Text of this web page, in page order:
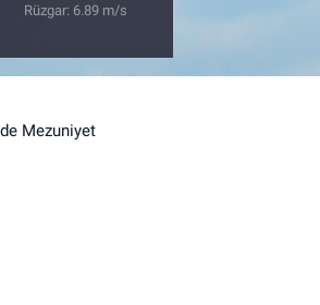
Rüzgar: 6.89 m/s
Mezuniyet